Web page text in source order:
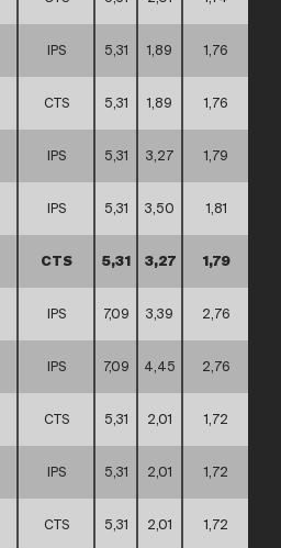
IPS 5,31 1,89 1,76
CTS 5,31 1,89 1,76
IPS 5,31 3,27 1,79
IPS 5,31 3,50 1,81
CTS 5,31 3,27 1,79
IPS 7,09 3,39 2,76
IPS 7,09 4,45 2,76
CTS 5,31 2,01 1,72
IPS 5,31 2,01 1,72
CTS 5,31 2,01 1,72